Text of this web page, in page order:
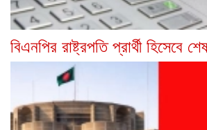
বিএনপির রাষ্ট্রপতি প্রার্থী হিসেবে